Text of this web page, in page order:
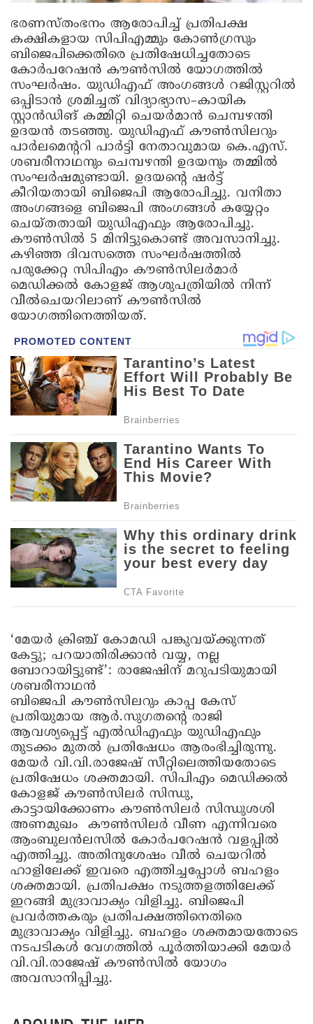
ഭരണസ്തംഭനം ആരോപിച്ച് പ്രതിപക്ഷ
കക്ഷികളായ സിപിഎമ്മും കോൺഗ്രസും
ബിജെപിക്കെതിരെ പ്രതിഷേധിച്ചതോടെ
കോർപറേഷൻ കൗണ്‍സിൽ യോഗത്തിൽ
സംഘർഷം. യുഡിഎഫ് അംഗങ്ങൾ റജിസ്റ്ററിൽ
ഒപ്പിടാൻ ശ്രമിച്ചത് വിദ്യാഭ്യാസ–കായിക
സ്റ്റാൻഡിങ് കമ്മിറ്റി ചെയർമാൻ ചെമ്പഴന്തി
ഉദയൻ തടഞ്ഞു. യുഡിഎഫ് കൗൺസിലറും
പാർലമെന്ററി പാർട്ടി നേതാവുമായ കെ.എസ്.
ശബരീനാഥനും ചെമ്പഴന്തി ഉദയനും തമ്മിൽ
സംഘർഷമുണ്ടായി. ഉദയന്റെ ഷർട്ട്
കീറിയതായി ബിജെപി ആരോപിച്ചു. വനിതാ
അംഗങ്ങളെ ബിജെപി അംഗങ്ങൾ കയ്യേറ്റം
ചെയ്തതായി യുഡിഎഫും ആരോപിച്ചു.
കൗൺസിൽ 5 മിനിട്ടുകൊണ്ട് അവസാനിച്ചു.
കഴിഞ്ഞ ദിവസത്തെ സംഘർഷത്തിൽ
പരുക്കേറ്റ സിപിഎം കൗൺസിലർമാർ
മെഡിക്കൽ കോളജ് ആശുപത്രിയിൽ നിന്ന്
വീൽചെയറിലാണ് കൗൺസിൽ
യോഗത്തിനെത്തിയത്.
‘മേയർ ക്രിഞ്ച് കോമഡി പങ്കുവയ്ക്കുന്നത്
കേട്ടു; പറയാതിരിക്കാൻ വയ്യ, നല്ല
ബോറായിട്ടുണ്ട്’: രാജേഷിന് മറുപടിയുമായി
ശബരീനാഥൻ
ബിജെപി കൗൺസിലറും കാപ്പ കേസ്
പ്രതിയുമായ ആർ.സുഗതന്റെ രാജി
ആവശ്യപ്പെട്ട് എൽഡിഎഫും യുഡിഎഫും
തുടക്കം മുതൽ പ്രതിഷേധം ആരംഭിച്ചിരുന്നു.
മേയർ വി.വി.രാജേഷ് സീറ്റിലെത്തിയതോടെ
പ്രതിഷേധം ശക്തമായി. സിപിഎം മെഡിക്കൽ
കോളജ് കൗൺസിലർ സിന്ധു,
കാട്ടായിക്കോണം കൗൺസിലർ സിന്ധുശശി
അണമുഖം കൗൺസിലർ വീണ എന്നിവരെ
ആംബുലൻലസിൽ കോർപറേഷൻ വളപ്പിൽ
എത്തിച്ചു. അതിനുശേഷം വീൽ ചെയറിൽ
ഹാളിലേക്ക് ഇവരെ എത്തിച്ചപ്പോൾ ബഹളം
ശക്തമായി. പ്രതിപക്ഷം നടുത്തളത്തിലേക്ക്
ഇറങ്ങി മുദ്രാവാക്യം വിളിച്ചു. ബിജെപി
പ്രവർത്തകരും പ്രതിപക്ഷത്തിനെതിരെ
മുദ്രാവാക്യം വിളിച്ചു. ബഹളം ശക്തമായതോടെ
നടപടികൾ വേഗത്തിൽ പൂർത്തിയാക്കി മേയർ
വി.വി.രാജേഷ് കൗൺസിൽ യോഗം
അവസാനിപ്പിച്ചു.